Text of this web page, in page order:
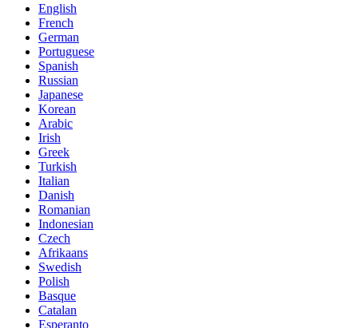
English
French
German
Portuguese
Spanish
Russian
Japanese
Korean
Arabic
Irish
Greek
Turkish
Italian
Danish
Romanian
Indonesian
Czech
Afrikaans
Swedish
Polish
Basque
Catalan
Esperanto